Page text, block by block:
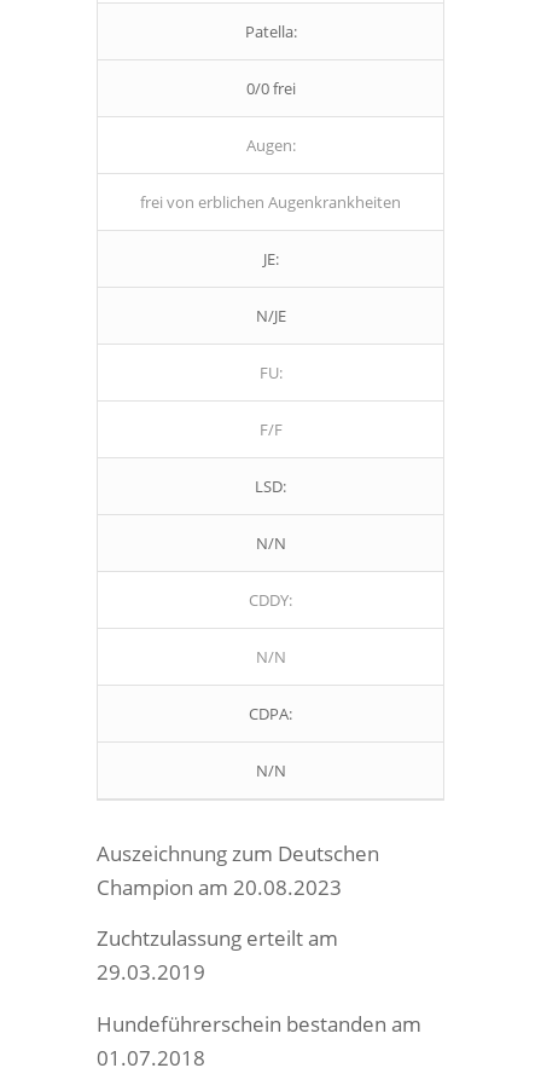
Patella:
0/0 frei
Augen:
frei von erblichen Augenkrankheiten
JE:
N/JE
FU:
F/F
LSD:
N/N
CDDY:
N/N
CDPA:
N/N
Auszeichnung zum Deutschen
Champion am 20.08.2023
Zuchtzulassung erteilt am
29.03.2019
Hundeführerschein bestanden am
01.07.2018